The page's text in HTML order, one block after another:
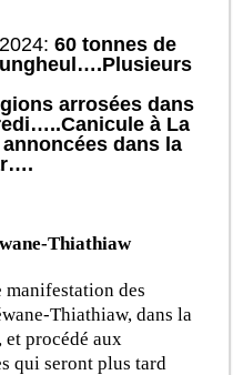
60 tonnes de
arrosées dans
à La
dans la
Thiathiaw
manifestation des
Thiathiaw, dans la
procédé aux
qui seront plus tard